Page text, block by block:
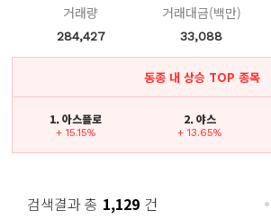
거래량
284,427
거래대금(백만)
33,088
동종 내 상승 TOP 종목
1. 아스플로
+ 15.15%
2. 야스
+ 13.65%
검색결과 총 1,129 건